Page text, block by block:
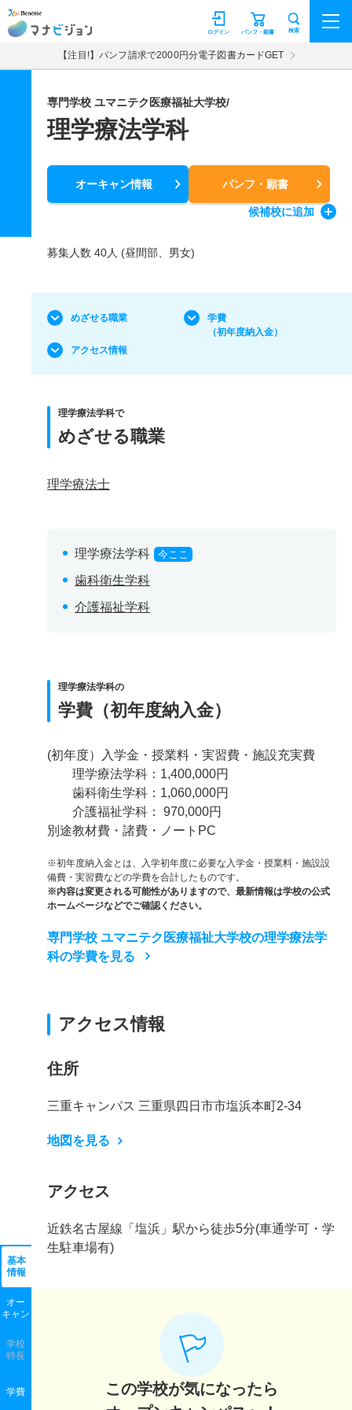
マナビジョン パンフ・願書
ログイン 検索
【注目!】パンフ請求で2000円分電子図書カードGET
専門学校 ユマニテク医療福祉大学校/
理学療法学科
オーキャン情報 パンフ・願書
候補校に追加
基本
情報
オー
キャン
学校
特長
学費
募集人数 40人 (昼間部、男女)
めざせる職業
学費
（初年度納入金）
アクセス情報
理学療法学科で
めざせる職業
理学療法士
理学療法学科 今ここ
歯科衛生学科
介護福祉学科
理学療法学科の
学費（初年度納入金）
(初年度）入学金・授業料・実習費・施設充実費
理学療法学科：1,400,000円
歯科衛生学科：1,060,000円
介護福祉学科： 970,000円
別途教材費・諸費・ノートPC
※初年度納入金とは、入学初年度に必要な入学金・授業料・施設設
備費・実習費などの学費を合計したものです。
※内容は変更される可能性がありますので、最新情報は学校の公式
ホームページなどでご確認ください。
専門学校 ユマニテク医療福祉大学校の理学療法学
科の学費を見る
アクセス情報
住所
三重キャンパス 三重県四日市市塩浜本町2-34
地図を見る
アクセス
近鉄名古屋線「塩浜」駅から徒歩5分(車通学可・学
生駐車場有)
この学校が気になったら